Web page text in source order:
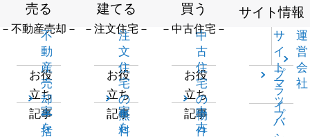
売る
－不動産売却－
不
動
産
売
却
一
括
お役
立ち
記事
家
を
建てる
－注文住宅－
注
文
住
宅
の
無
料
お役
立ち
記事
家
を
買う
－中古住宅－
中
古
住
宅
の
物
件
お役
立ち
記事
中
古
サイト情報
サ
イ
ト
マ
ッ
プ
運
営
会
社
プ
ラ
イ
バ